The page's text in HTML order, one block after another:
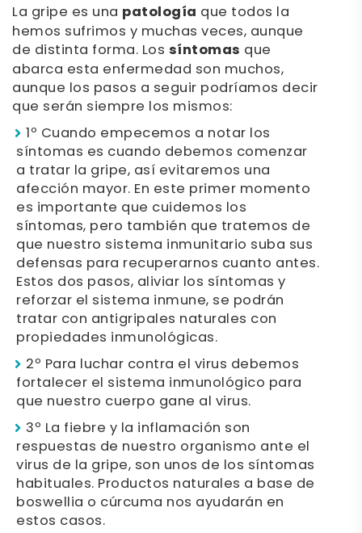
La gripe es una patología que todos la
hemos sufrimos y muchas veces, aunque
de distinta forma. Los síntomas que
abarca esta enfermedad son muchos,
aunque los pasos a seguir podríamos decir
que serán siempre los mismos:
1º Cuando empecemos a notar los
síntomas es cuando debemos comenzar
a tratar la gripe, así evitaremos una
afección mayor. En este primer momento
es importante que cuidemos los
síntomas, pero también que tratemos de
que nuestro sistema inmunitario suba sus
defensas para recuperarnos cuanto antes.
Estos dos pasos, aliviar los síntomas y
reforzar el sistema inmune, se podrán
tratar con antigripales naturales con
propiedades inmunológicas.
2º Para luchar contra el virus debemos
fortalecer el sistema inmunológico para
que nuestro cuerpo gane al virus.
3º La fiebre y la inflamación son
respuestas de nuestro organismo ante el
virus de la gripe, son unos de los síntomas
habituales. Productos naturales a base de
boswellia o cúrcuma nos ayudarán en
estos casos.